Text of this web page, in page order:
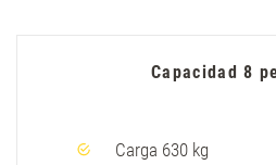
Capacidad 8
Carga 630 kg